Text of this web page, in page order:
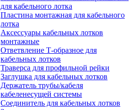
для кабельного лотка
Пластина монтажная для кабельного
лотка
Аксессуары кабельных лотков
монтажные
Ответвление Т-образное для
кабельных лотков
Траверса для профильной рейки
Заглушка для кабельных лотков
Держатель трубы/кабеля
кабеленесущей системы
Соединитель для кабельных лотков